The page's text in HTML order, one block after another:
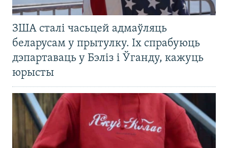
ЗША сталі часьцей адмаўляць
беларусам у прытулку. Іх спрабуюць
дэпартаваць у Бэліз і Ўганду, кажуць
юрысты